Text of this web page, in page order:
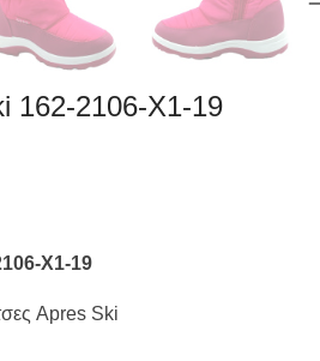
162-2106-X1-19
X1-19
Apres Ski